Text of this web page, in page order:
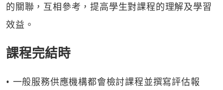
的關聯，互相參考，提高學生對課程的理解及學習
效益。
課程完結時
• 一般服務供應機構都會檢討課程並撰寫評估報